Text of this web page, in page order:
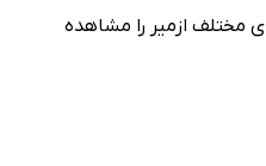
مختلف ازمیر را مشاهده